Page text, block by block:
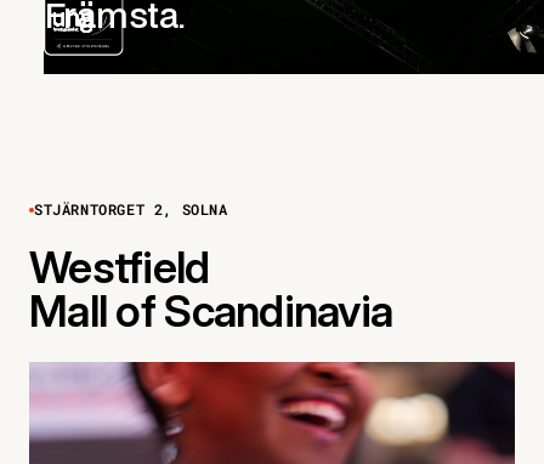
Främsta.
STJÄRNTORGET 2, SOLNA
Westfield
Mall of Scandinavia